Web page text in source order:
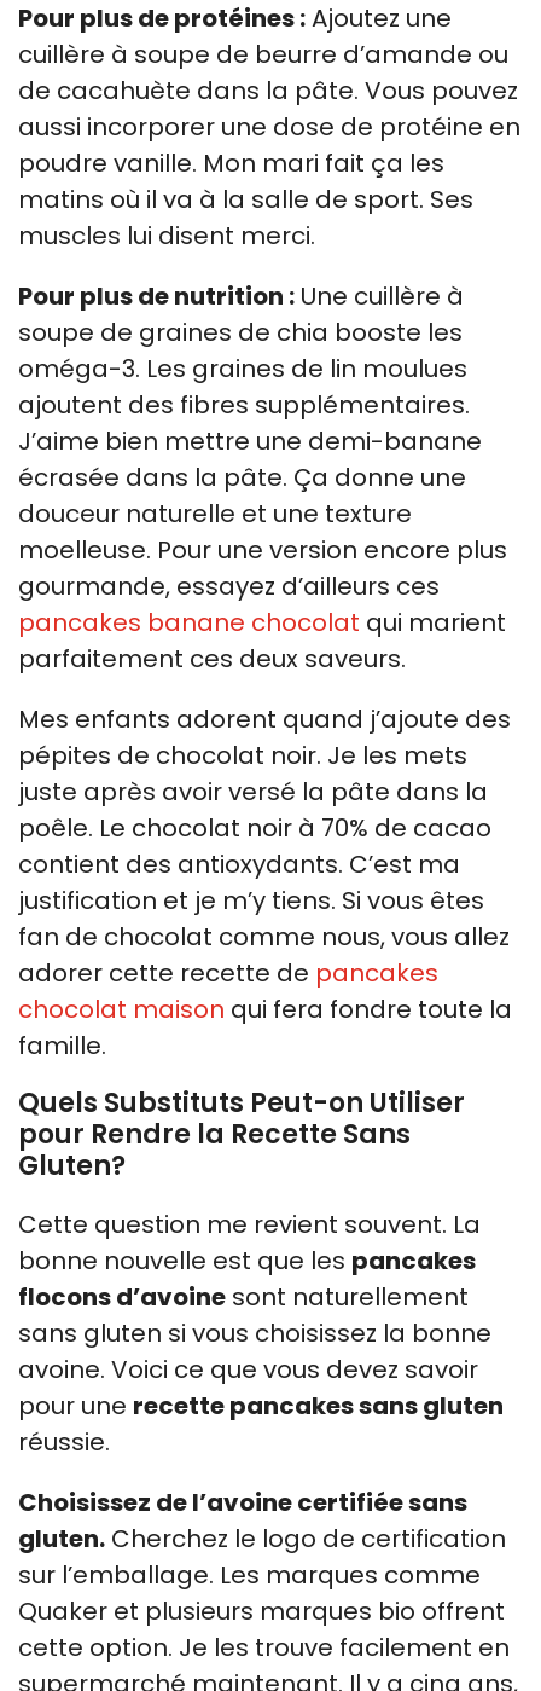
Pour plus de protéines :Ajoutez une
cuillère à soupe de beurre d’amande ou
de cacahuète dans la pâte. Vous pouvez
aussi incorporer une dose de protéine en
poudre vanille. Mon mari fait ça les
matins où il va à la salle de sport. Ses
muscles lui disent merci.
Pour plus de nutrition : Une cuillère à
soupe de graines de chia booste les
oméga-3. Les graines de lin moulues
ajoutent des fibres supplémentaires.
J’aime bien mettre une demi-banane
écrasée dans la pâte. Ça donne une
douceur naturelle et une texture
moelleuse. Pour une version encore plus
gourmande, essayez d’ailleurs ces
pancakes banane chocolat qui marient
parfaitement ces deux saveurs.
Mes enfants adorent quand j’ajoute des
pépites de chocolat noir. Je les mets
juste après avoir versé la pâte dans la
poêle. Le chocolat noir à 70% de cacao
contient des antioxydants. C’est ma
justification et je m’y tiens. Si vous êtes
fan de chocolat comme nous, vous allez
adorer cette recette de pancakes
chocolat maison qui fera fondre toute la
famille.
Quels Substituts Peut-on Utiliser
pour Rendre la Recette Sans
Gluten?
Cette question me revient souvent. La
bonne nouvelle est que les pancakes
flocons d’avoine sont naturellement
sans gluten si vous choisissez la bonne
avoine. Voici ce que vous devez savoir
pour une recette pancakes sans gluten
réussie.
Choisissez de l’avoine certifiée sans
gluten. Cherchez le logo de certification
sur l’emballage. Les marques comme
Quaker et plusieurs marques bio offrent
cette option. Je les trouve facilement en
supermarché maintenant. Il y a cinq ans,